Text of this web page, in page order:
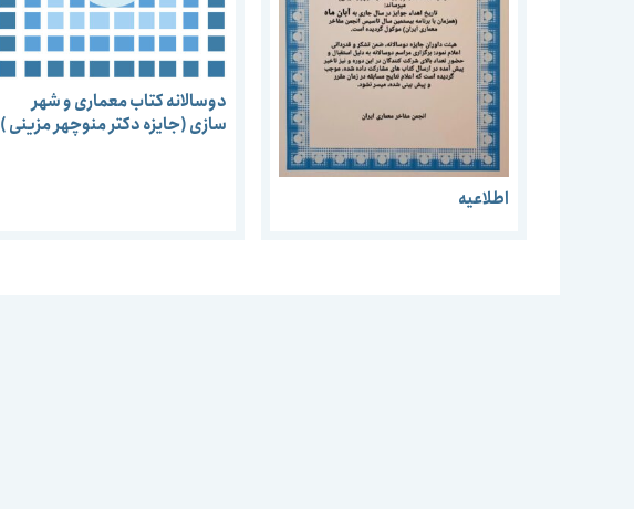
اطلاعیه
دوسالانه کتاب معماری و شهر
سازی (جایزه دکتر منوچهر مزینی )